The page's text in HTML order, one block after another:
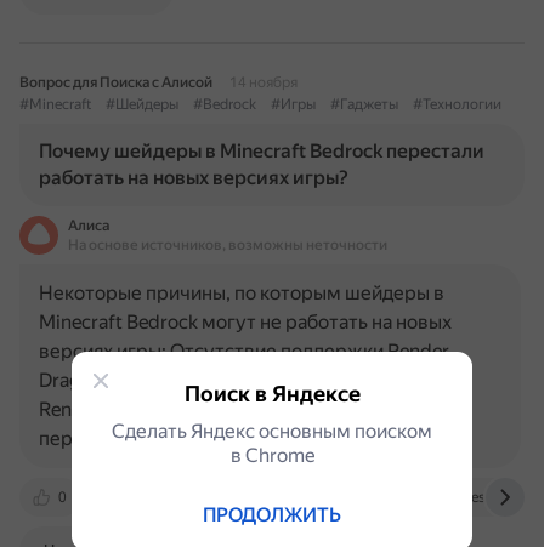
Вопрос для Поиска с Алисой
14 ноября
#Minecraft
#Шейдеры #Bedrock #Игры #Гаджеты #Технологии
Почему шейдеры в Minecraft Bedrock перестали
работать на новых версиях игры?
Алиса
На основе источников, возможны неточности
0 www.tfrecipes.com
Некоторые причины, по которым шейдеры в
Minecraft Bedrock могут не работать на новых
версиях игры: Отсутствие поддержки Render
Dragon. В новых версиях Minecraft Bedrock (с
Render Dragon) большинство старых шейдеров
перестаёт работать. Нужно…
Поиск в Яндексе
Сделать Яндекс основным поиском
в Сhrome
ПРОДОЛЖИТЬ